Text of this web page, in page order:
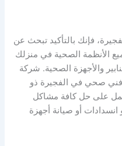
فإنك بالتأكيد تبحث عن
الأنظمة الصحية في منزلك
والأجهزة الصحية. شركة
فني صحي في الفجيرة ذو
على حل كافة مشاكل
أو صيانة أجهزة